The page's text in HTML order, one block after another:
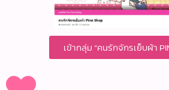
เข้ากลุ่ม “คนรักจักรเย็บผ้า